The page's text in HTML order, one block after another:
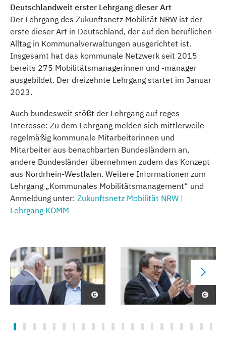
Deutschlandweit erster Lehrgang dieser Art
Der Lehrgang des Zukunftsnetz Mobilität NRW ist der
erste dieser Art in Deutschland, der auf den beruflichen
Alltag in Kommunalverwaltungen ausgerichtet ist.
Insgesamt hat das kommunale Netzwerk seit 2015
bereits 275 Mobilitätsmanagerinnen und -manager
ausgebildet. Der dreizehnte Lehrgang startet im Januar
2023.
Auch bundesweit stößt der Lehrgang auf reges
Interesse: Zu dem Lehrgang melden sich mittlerweile
regelmäßig kommunale Mitarbeiterinnen und
Mitarbeiter aus benachbarten Bundesländern an,
andere Bundesländer übernehmen zudem das Konzept
aus Nordrhein-Westfalen. Weitere Informationen zum
Lehrgang „Kommunales Mobilitätsmanagement“ und
Anmeldung unter:Zukunftsnetz Mobilität NRW |
Lehrgang KOMM